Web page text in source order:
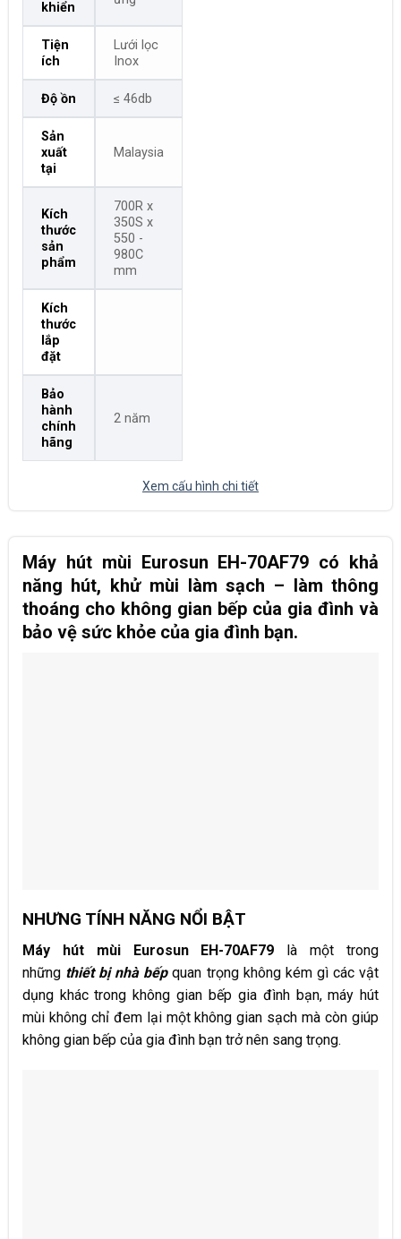
Máy hút mùi Eurosun EH-70AF79 có khả
năng hút, khử mùi làm sạch – làm thông
thoáng cho không gian bếp của gia đình và
bảo vệ sức khỏe của gia đình bạn.
NHƯNG TÍNH NĂNG NỔI BẬT
Máy hút mùi Eurosun EH-70AF79 là một trong
những thiết bị nhà bếpquan trọng không kém gì các vật
dụng khác trong không gian bếp gia đình bạn, máy hút
mùi không chỉ đem lại một không gian sạch mà còn giúp
không gian bếp của gia đình bạn trở nên sang trọng.
khiển
Tiện
ích
Lưới lọc
Inox
Độ ồn ≤ 46db
Sản
xuất
tại
Malaysia
Kích
thước
sản
phẩm
700R x
350S x
550 -
980C
mm
Kích
thước
lắp
đặt
Bảo
hành
chính
hãng
2 năm
Xem cấu hình chi tiết